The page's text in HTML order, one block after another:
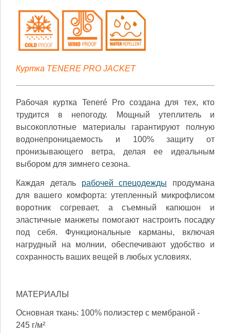
Куртка TENERE PRO JACKET
Рабочая куртка Teneré Pro создана для тех, кто
трудится в непогоду. Мощный утеплитель и
высокоплотные материалы гарантируют полную
водонепроницаемость и 100% защиту от
пронизывающего ветра, делая ее идеальным
выбором для зимнего сезона.
Каждая деталь рабочей спецодежды продумана
для вашего комфорта: утепленный микрофлисом
воротник согревает, а съемный капюшон и
эластичные манжеты помогают настроить посадку
под себя. Функциональные карманы, включая
нагрудный на молнии, обеспечивают удобство и
сохранность ваших вещей в любых условиях.
МАТЕРИАЛЫ
Основная ткань: 100% полиэстер с мембраной -
245 г/м²